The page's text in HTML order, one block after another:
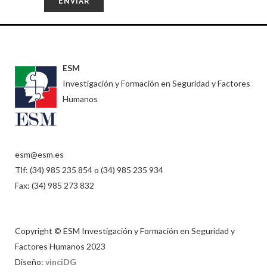
ESM
Investigación y Formación en Seguridad y Factores
Humanos
esm@esm.es
Tlf: (34) 985 235 854 o (34) 985 235 934
Fax: (34) 985 273 832
Copyright © ESM Investigación y Formación en Seguridad y
Factores Humanos 2023
Diseño: vinciDG